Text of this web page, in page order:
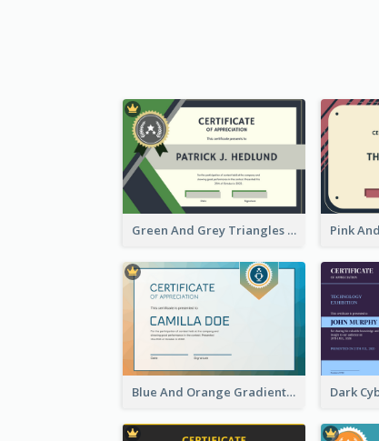
Green And Grey Triangles With Badge Certificate
Blue And Orange Gradient Certificate